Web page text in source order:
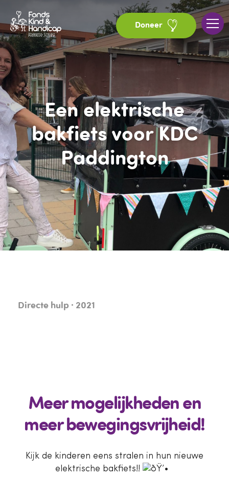
Doneer
Een elektrische
bakfiets voor KDC
Paddington
Directe hulp · 2021
Meer mogelijkheden en
meer bewegingsvrijheid!
Kijk de kinderen eens stralen in hun nieuwe
elektrische bakfiets!!